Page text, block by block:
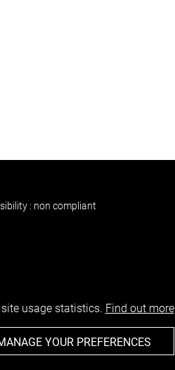
: non compliant
usage statistics. Find out more
YOUR PREFERENCES